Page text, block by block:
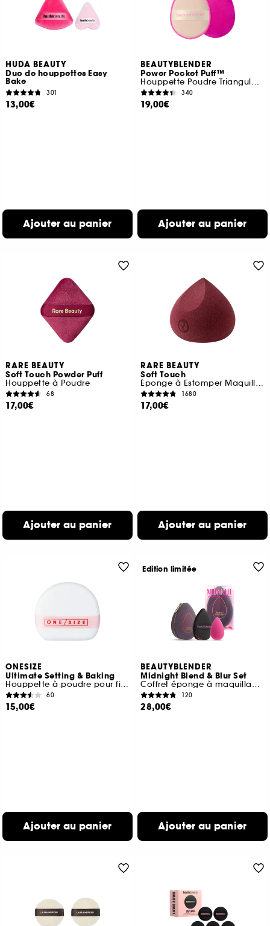
HUDA BEAUTY
Duo de houppettes Easy
Bake
301
13,00€
Ajouter au panier
BEAUTYBLENDER
Power Pocket Puff™
Houppette Poudre Triangulaire Double Face
340
19,00€
Ajouter au panier
RARE BEAUTY
Soft Touch Powder Puff
Houppette à Poudre
68
17,00€
Ajouter au panier
RARE BEAUTY
Soft Touch
Éponge à Estomper Maquillage
1680
17,00€
Ajouter au panier
ONESIZE
Ultimate Setting & Baking
Houppette à poudre pour fixation et baking
60
15,00€
Ajouter au panier
BEAUTYBLENDER
Midnight Blend & Blur Set
Coffret éponge à maquillage, houppette et trousse
120
28,00€
Ajouter au panier
Edition limitée